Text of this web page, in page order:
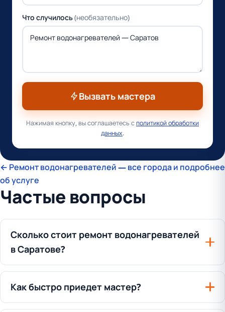
Что случилось(необязательно)
Вызвать мастера
Нажимая кнопку, вы соглашаетесь сполитикой обработки
данных.
← Ремонт водонагревателей — все города и подробнее
об услуге
Частые вопросы
Сколько стоит ремонт водонагревателей
в Саратове?
Как быстро приедет мастер?